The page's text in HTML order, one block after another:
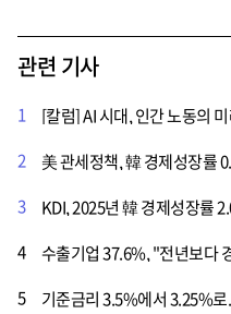
관련 기사
1
[칼럼] AI 시대, 인간 노동의
2
美 관세정책, 韓 경제성장률
3
KDI, 2025년 韓 경제성장률
4
수출기업 37.6%, "전년보다
5
기준금리 3.5%에서 3.25%